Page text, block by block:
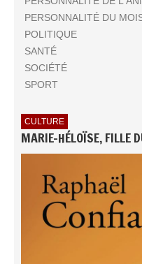
PERSONNALITÉ DU
POLITIQUE
SANTÉ
SOCIÉTÉ
SPORT
CULTURE
MARIE-HÉLOÏSE, FILLE